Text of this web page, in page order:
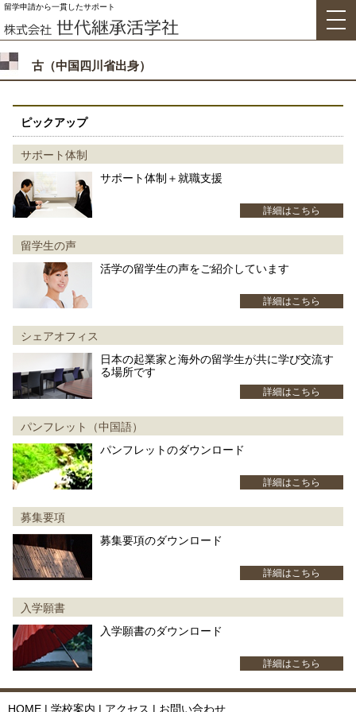
留学申請から一貫したサポート
古（中国四川省出身）
ピックアップ
サポート体制
サポート体制＋就職支援
詳細はこちら
留学生の声
活学の留学生の声をご紹介しています
詳細はこちら
シェアオフィス
日本の起業家と海外の留学生が共に学び交流す
る場所です
詳細はこちら
パンフレット（中国語）
パンフレットのダウンロード
詳細はこちら
募集要項
募集要項のダウンロード
詳細はこちら
入学願書
入学願書のダウンロード
詳細はこちら
HOME | 学校案内 | アクセス | お問い合わせ